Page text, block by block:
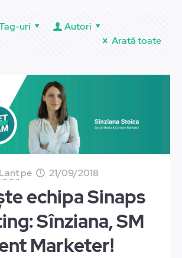
uri
Autori
Arată toate
pe 21/09/2018
echipa Sinaps
Sînziana, SM
Marketer!